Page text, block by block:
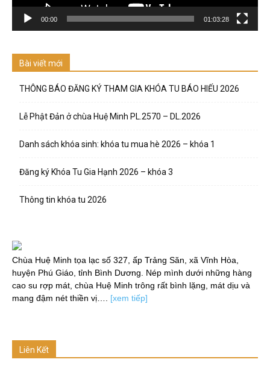
00:00 01:03:28
Bài viết mới
THÔNG BÁO ĐĂNG KÝ THAM GIA KHÓA TU BÁO HIẾU 2026
Lễ Phật Đản ở chùa Huệ Minh PL.2570 – DL.2026
Danh sách khóa sinh: khóa tu mua hè 2026 – khóa 1
Đăng ký Khóa Tu Gia Hạnh 2026 – khóa 3
Thông tin khóa tu 2026
Chùa Huệ Minh tọa lạc số 327, ấp Trảng Săn, xã Vĩnh Hòa,
huyện Phú Giáo, tỉnh Bình Dương. Nép mình dưới những hàng
cao su rợp mát, chùa Huệ Minh trông rất bình lặng, mát dịu và
mang đậm nét thiền vị…. [xem tiếp]
Liên Kết